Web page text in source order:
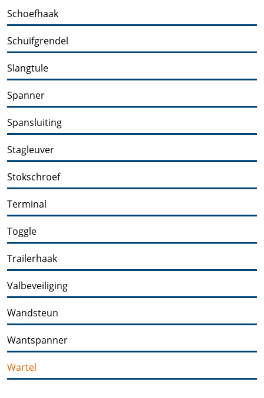
Schoefhaak
Schuifgrendel
Slangtule
Spanner
Spansluiting
Stagleuver
Stokschroef
Terminal
Toggle
Trailerhaak
Valbeveiliging
Wandsteun
Wantspanner
Wartel